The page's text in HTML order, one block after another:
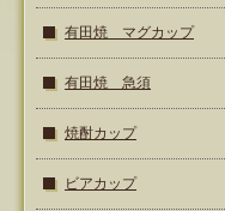
有田焼 マグカップ
有田焼 急須
焼酎カップ
ビアカップ